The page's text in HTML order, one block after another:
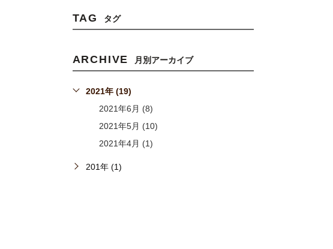
TAG タグ
ARCHIVE 月別アーカイブ
2021年 (19)
2021年6月 (8)
2021年5月 (10)
2021年4月 (1)
201年 (1)